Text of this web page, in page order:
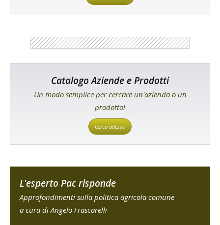
Catalogo Aziende e Prodotti
Un modo semplice per cercare un'azienda o un
prodotto!
Cerca adesso
L'esperto Pac risponde
Approfondimenti sulla politica agricola comune
a cura di Angelo Frascarelli